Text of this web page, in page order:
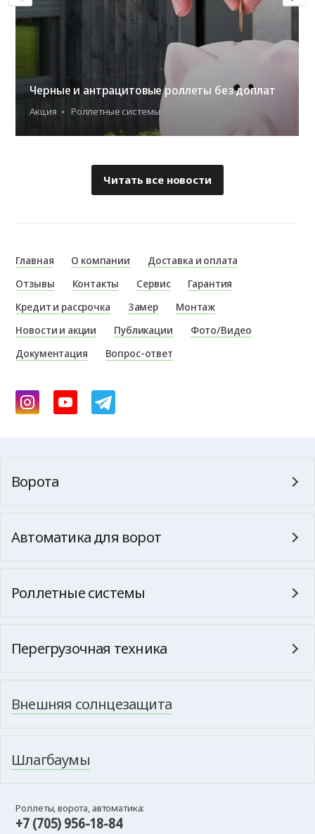
Черные и антрацитовые роллеты без доплат
Акция Роллетные системы
Читать все новости
Главная О компании
Доставка и оплата
Отзывы
Контакты Сервис
Гарантия
Кредит и рассрочка
Замер
Монтаж
Новости и акции
Публикации
Фото/Видео
Документация
Вопрос-ответ
Ворота
Автоматика для ворот
Роллетные системы
Перегрузочная техника
Внешняя солнцезащита
Шлагбаумы
Роллеты, ворота, автоматика:
+7 (705) 956-18-84